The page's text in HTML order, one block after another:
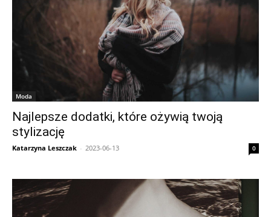
Moda
Najlepsze dodatki, które ożywią twoją
stylizację
Katarzyna Leszczak - 2023-06-13 0